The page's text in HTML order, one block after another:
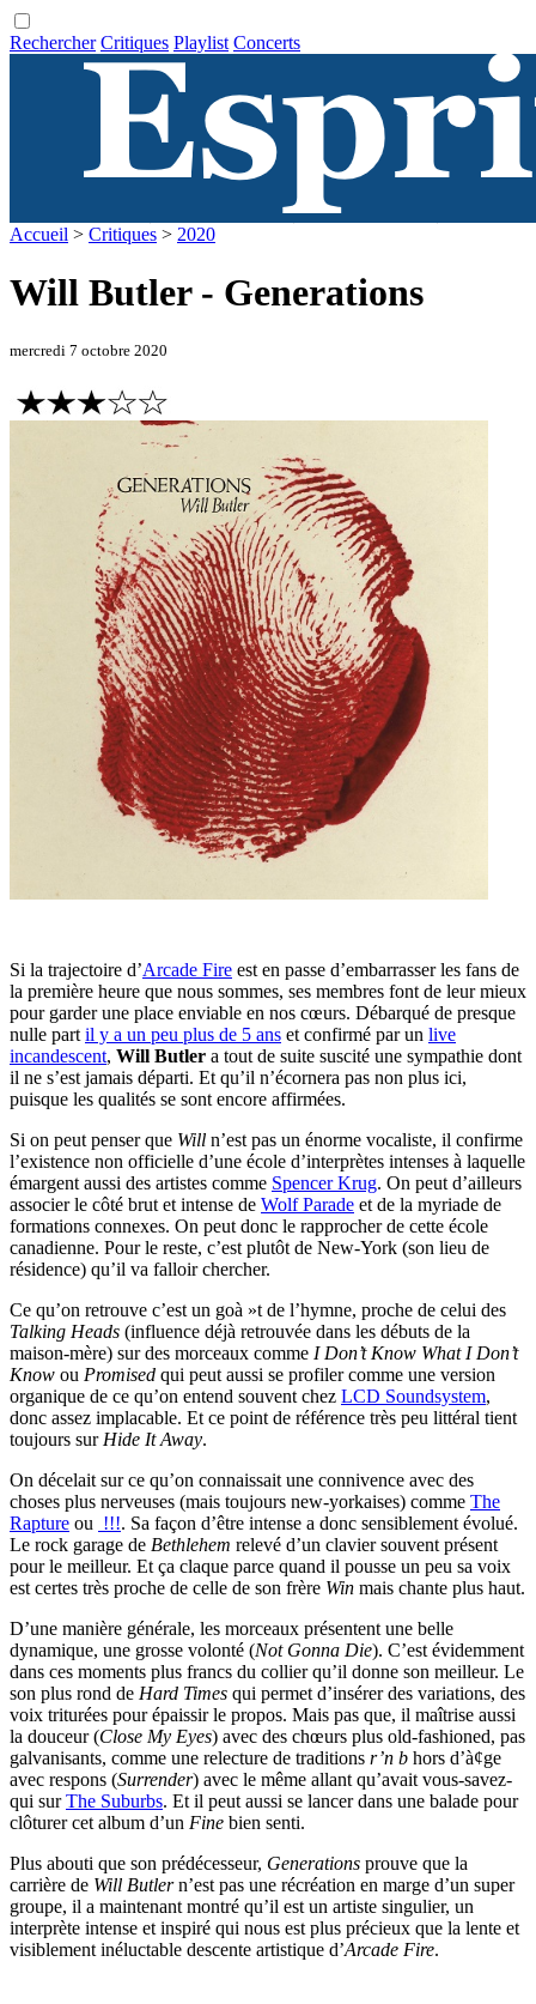
Rechercher Critiques Playlist Concerts
Accueil > Critiques > 2020
Will Butler - Generations
mercredi 7 octobre 2020
Si la trajectoire d’Arcade Fire est en passe d’embarrasser les fans de
la première heure que nous sommes, ses membres font de leur mieux
pour garder une place enviable en nos cœurs. Débarqué de presque
nulle part il y a un peu plus de 5 ans et confirmé par un live
incandescent, Will Butler a tout de suite suscité une sympathie dont
il ne s’est jamais départi. Et qu’il n’écornera pas non plus ici,
puisque les qualités se sont encore affirmées.
Si on peut penser que Will n’est pas un énorme vocaliste, il confirme
l’existence non officielle d’une école d’interprètes intenses à laquelle
émargent aussi des artistes comme Spencer Krug. On peut d’ailleurs
associer le côté brut et intense de Wolf Parade et de la myriade de
formations connexes. On peut donc le rapprocher de cette école
canadienne. Pour le reste, c’est plutôt de New-York (son lieu de
résidence) qu’il va falloir chercher.
Ce qu’on retrouve c’est un goà »t de l’hymne, proche de celui des
Talking Heads (influence déjà retrouvée dans les débuts de la
maison-mère) sur des morceaux comme I Don’t Know What I Don’t
Know ou Promised qui peut aussi se profiler comme une version
organique de ce qu’on entend souvent chez LCD Soundsystem,
donc assez implacable. Et ce point de référence très peu littéral tient
toujours sur Hide It Away.
On décelait sur ce qu’on connaissait une connivence avec des
choses plus nerveuses (mais toujours new-yorkaises) comme The
Rapture ou !!!. Sa façon d’être intense a donc sensiblement évolué.
Le rock garage de Bethlehem relevé d’un clavier souvent présent
pour le meilleur. Et ça claque parce quand il pousse un peu sa voix
est certes très proche de celle de son frère Win mais chante plus haut.
D’une manière générale, les morceaux présentent une belle
dynamique, une grosse volonté (Not Gonna Die). C’est évidemment
dans ces moments plus francs du collier qu’il donne son meilleur. Le
son plus rond de Hard Times qui permet d’insérer des variations, des
voix triturées pour épaissir le propos. Mais pas que, il maîtrise aussi
la douceur (Close My Eyes) avec des chœurs plus old-fashioned, pas
galvanisants, comme une relecture de traditions r’n b hors d’à¢ge
avec respons (Surrender) avec le même allant qu’avait vous-savez-
qui surThe Suburbs. Et il peut aussi se lancer dans une balade pour
clôturer cet album d’un Fine bien senti.
Plus abouti que son prédécesseur, Generations prouve que la
carrière de Will Butlern’est pas une récréation en marge d’un super
groupe, il a maintenant montré qu’il est un artiste singulier, un
interprète intense et inspiré qui nous est plus précieux que la lente et
visiblement inéluctable descente artistique d’Arcade Fire.